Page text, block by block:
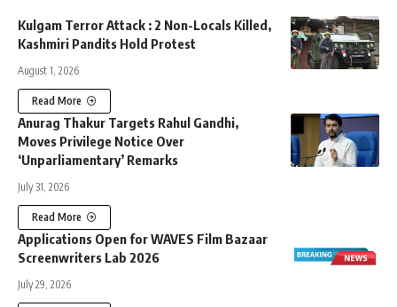
Kulgam Terror Attack : 2 Non-Locals Killed,
Kashmiri Pandits Hold Protest
August 1, 2026
Read More
Anurag Thakur Targets Rahul Gandhi,
Moves Privilege Notice Over
‘Unparliamentary’ Remarks
July 31, 2026
Read More
Applications Open for WAVES Film Bazaar
Screenwriters Lab 2026
July 29, 2026